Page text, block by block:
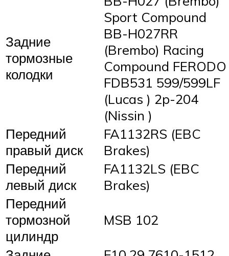
Задние
тормозные
колодки
Sport Compound
BB-H027RR
(Brembo) Racing
Compound FERODO
FDB531 599/599LF
(Lucas ) 2p-204
(Nissin )
Передний
правый диск
FA1132RS (EBC
Brakes)
Передний
левый диск
FA1132LS (EBC
Brakes)
Передний
тормозной
цилиндр
MSB 102